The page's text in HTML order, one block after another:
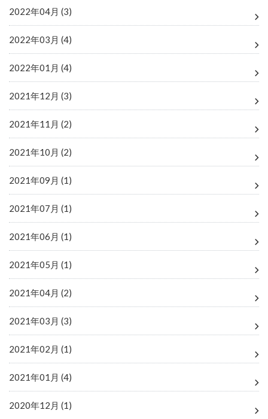
2022年04月 (3)
2022年03月 (4)
2022年01月 (4)
2021年12月 (3)
2021年11月 (2)
2021年10月 (2)
2021年09月 (1)
2021年07月 (1)
2021年06月 (1)
2021年05月 (1)
2021年04月 (2)
2021年03月 (3)
2021年02月 (1)
2021年01月 (4)
2020年12月 (1)